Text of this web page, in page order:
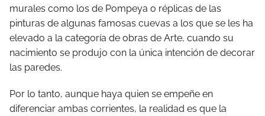
murales como los de Pompeya o réplicas de las
pinturas de algunas famosas cuevas a los que se les ha
elevado a la categoría de obras de Arte, cuando su
nacimiento se produjo con la única intención de decorar
las paredes.
Por lo tanto, aunque haya quien se empeñe en
diferenciar ambas corrientes, la realidad es que la